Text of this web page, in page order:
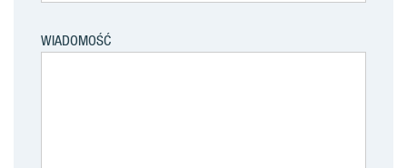
WIADOMOŚĆ